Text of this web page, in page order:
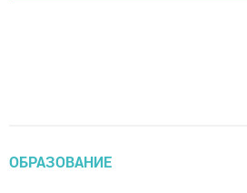
ОБРАЗОВАНИЕ